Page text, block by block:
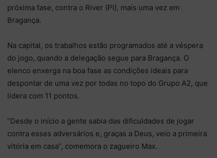
próxima fase, contra o River (PI), mais uma vez em
Bragança.
Na capital, os trabalhos estão programados até a véspera
do jogo, quando a delegação segue para Bragança. O
elenco enxerga na boa fase as condições ideais para
despontar de uma vez por todas no topo do Grupo A2, que
lidera com 11 pontos.
“Desde o início a gente sabia das dificuldades de jogar
contra esses adversários e, graças a Deus, veio a primeira
vitória em casa”, comemora o zagueiro Max.